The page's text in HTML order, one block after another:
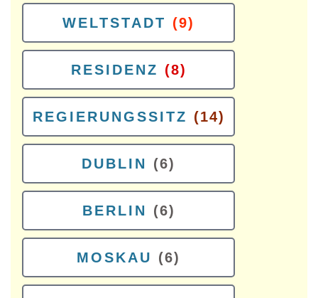
WELTSTADT (9)
RESIDENZ (8)
REGIERUNGSSITZ (14)
DUBLIN (6)
BERLIN (6)
MOSKAU (6)